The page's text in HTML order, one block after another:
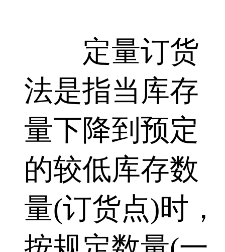
定量订货
法是指当库存
量下降到预定
的较低库存数
量(订货点)时，